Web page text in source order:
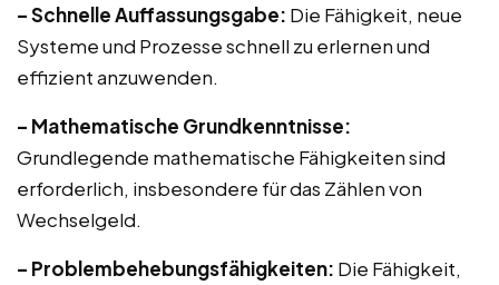
– Schnelle Auffassungsgabe: Die Fähigkeit, neue
Systeme und Prozesse schnell zu erlernen und
effizient anzuwenden.
– Mathematische Grundkenntnisse:
Grundlegende mathematische Fähigkeiten sind
erforderlich, insbesondere für das Zählen von
Wechselgeld.
– Problembehebungsfähigkeiten: Die Fähigkeit,